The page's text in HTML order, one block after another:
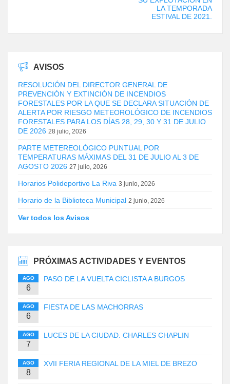
LA TEMPORADA
ESTIVAL DE 2021.
AVISOS
RESOLUCIÓN DEL DIRECTOR GENERAL DE
PREVENCIÓN Y EXTINCIÓN DE INCENDIOS
FORESTALES POR LA QUE SE DECLARA SITUACIÓN DE
ALERTA POR RIESGO METEOROLÓGICO DE INCENDIOS
FORESTALES PARA LOS DÍAS 28, 29, 30 Y 31 DE JULIO
DE 2026 28 julio, 2026
PARTE METEREOLÓGICO PUNTUAL POR
TEMPERATURAS MÁXIMAS DEL 31 DE JULIO AL 3 DE
AGOSTO 2026 27 julio, 2026
Horarios Polideportivo La Riva 3 junio, 2026
Horario de la Biblioteca Municipal 2 junio, 2026
Ver todos los Avisos
PRÓXIMAS ACTIVIDADES Y EVENTOS
AGO
6
PASO DE LA VUELTA CICLISTA A BURGOS
AGO
6
FIESTA DE LAS MACHORRAS
AGO
7
LUCES DE LA CIUDAD. CHARLES CHAPLIN
AGO
8
XVII FERIA REGIONAL DE LA MIEL DE BREZO